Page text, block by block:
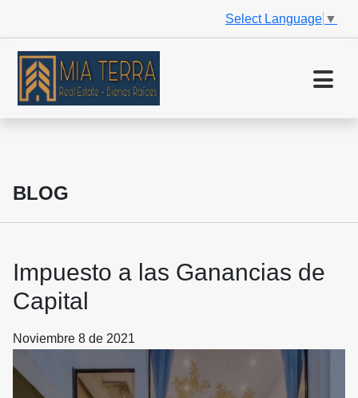
Select Language ▼
BLOG
Impuesto a las Ganancias de
Capital
Noviembre 8 de 2021